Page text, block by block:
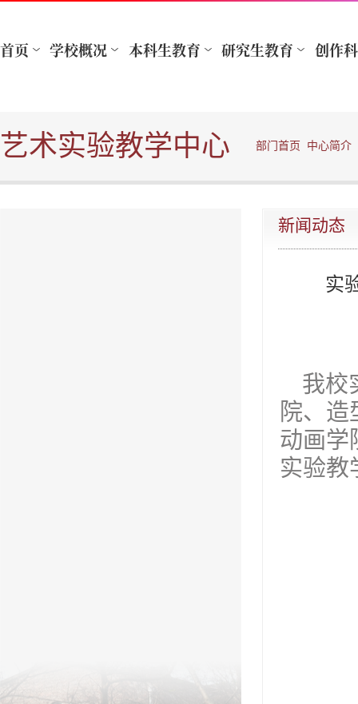
艺术实验教学中心 部门首页 中心简介
新闻动态
实
我校
院、
动画学
实验教